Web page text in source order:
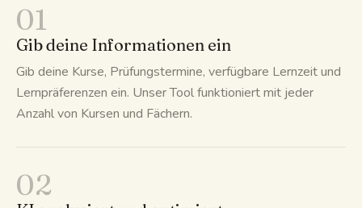
01
Gib deine Informationen ein
Gib deine Kurse, Prüfungstermine, verfügbare Lernzeit und
Lernpräferenzen ein. Unser Tool funktioniert mit jeder
Anzahl von Kursen und Fächern.
02